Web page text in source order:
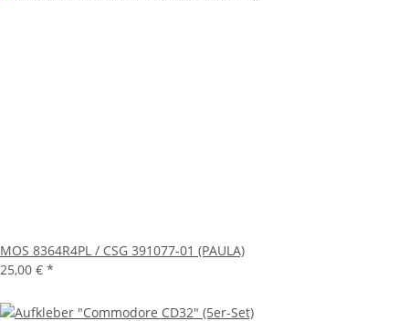
MOS 8364R4PL / CSG 391077-01 (PAULA)
25,00 € *